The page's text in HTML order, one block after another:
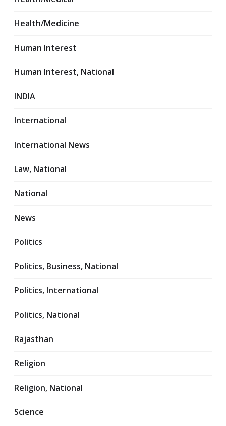
Health/Medicine
Human Interest
Human Interest, National
INDIA
International
International News
Law, National
National
News
Politics
Politics, Business, National
Politics, International
Politics, National
Rajasthan
Religion
Religion, National
Science